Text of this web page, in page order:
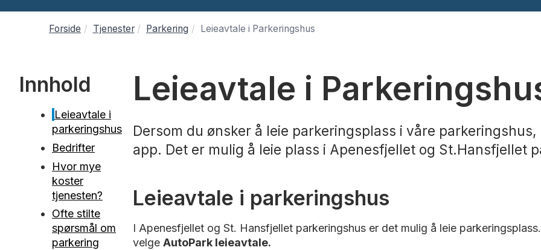
Forside Tjenester Parkering Leieavtale i Parkeringshus
Innhold
Leieavtale i
parkeringshus
Bedrifter
Hvor mye
koster
tjenesten?
Ofte stilte
spørsmål om
parkering
Leieavtale i
Dersom du ønsker å leie parkeringsplass i våre
app. Det er mulig å leie plass i Apenesfjellet og St.Hansfjellet
Leieavtale i parkeringshus
I Apenesfjellet og St. Hansfjellet parkeringshus er det mulig å leie
velgeAutoPark leieavtale.